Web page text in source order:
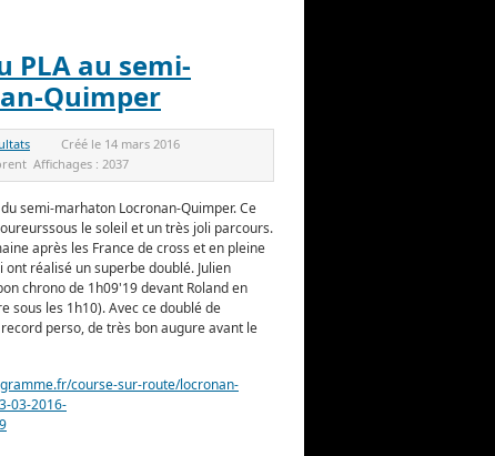
PLA au semi-
Quimper
Créé le 14 mars 2016
Affichages : 2037
semi-marhaton Locronan-Quimper. Ce
le soleil et un très joli parcours.
après les France de cross et en pleine
réalisé un superbe doublé. Julien
chrono de 1h09'19 devant Roland en
sous les 1h10). Avec ce doublé de
perso, de très bon augure avant le
course-sur-route/locronan-
03-2016-